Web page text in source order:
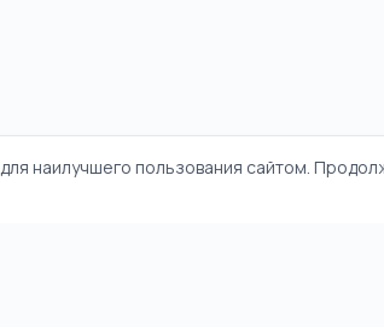
наилучшего пользования сайтом.